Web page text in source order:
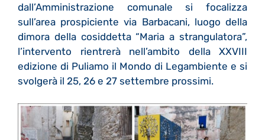
dall’Amministrazione comunale si focalizza
sull’area prospiciente via Barbacani, luogo della
dimora della cosiddetta “Maria a strangulatora”,
l’intervento rientrerà nell’ambito della XXVIII
edizione di Puliamo il Mondo di Legambiente e si
svolgerà il 25, 26 e 27 settembre prossimi.